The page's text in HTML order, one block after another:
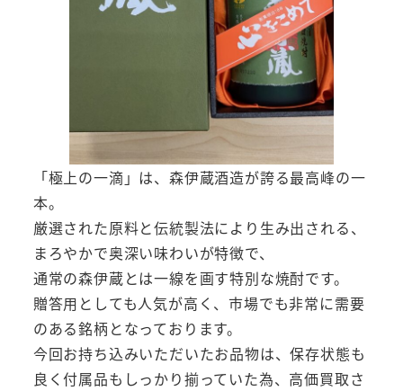
「極上の一滴」は、森伊蔵酒造が誇る最高峰の一
本。
厳選された原料と伝統製法により生み出される、
まろやかで奥深い味わいが特徴で、
通常の森伊蔵とは一線を画す特別な焼酎です。
贈答用としても人気が高く、市場でも非常に需要
のある銘柄となっております。
今回お持ち込みいただいたお品物は、保存状態も
良く付属品もしっかり揃っていた為、高価買取さ